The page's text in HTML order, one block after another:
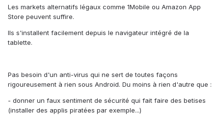
Les markets alternatifs légaux comme 1Mobile ou Amazon App
Store peuvent suffire.
Ils s'installent facilement depuis le navigateur intégré de la
tablette.
Pas besoin d'un anti-virus qui ne sert de toutes façons
rigoureusement à rien sous Android. Du moins à rien d'autre que :
- donner un faux sentiment de sécurité qui fait faire des betises
(installer des applis piratées par exemple...)